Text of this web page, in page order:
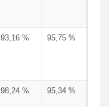
93,16 % 95,75 %
98,24 % 95,34 %